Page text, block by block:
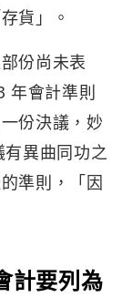
貨」。
份尚未表
年會計準則
份決議，妙
異曲同功之
準則，「因
計要列為